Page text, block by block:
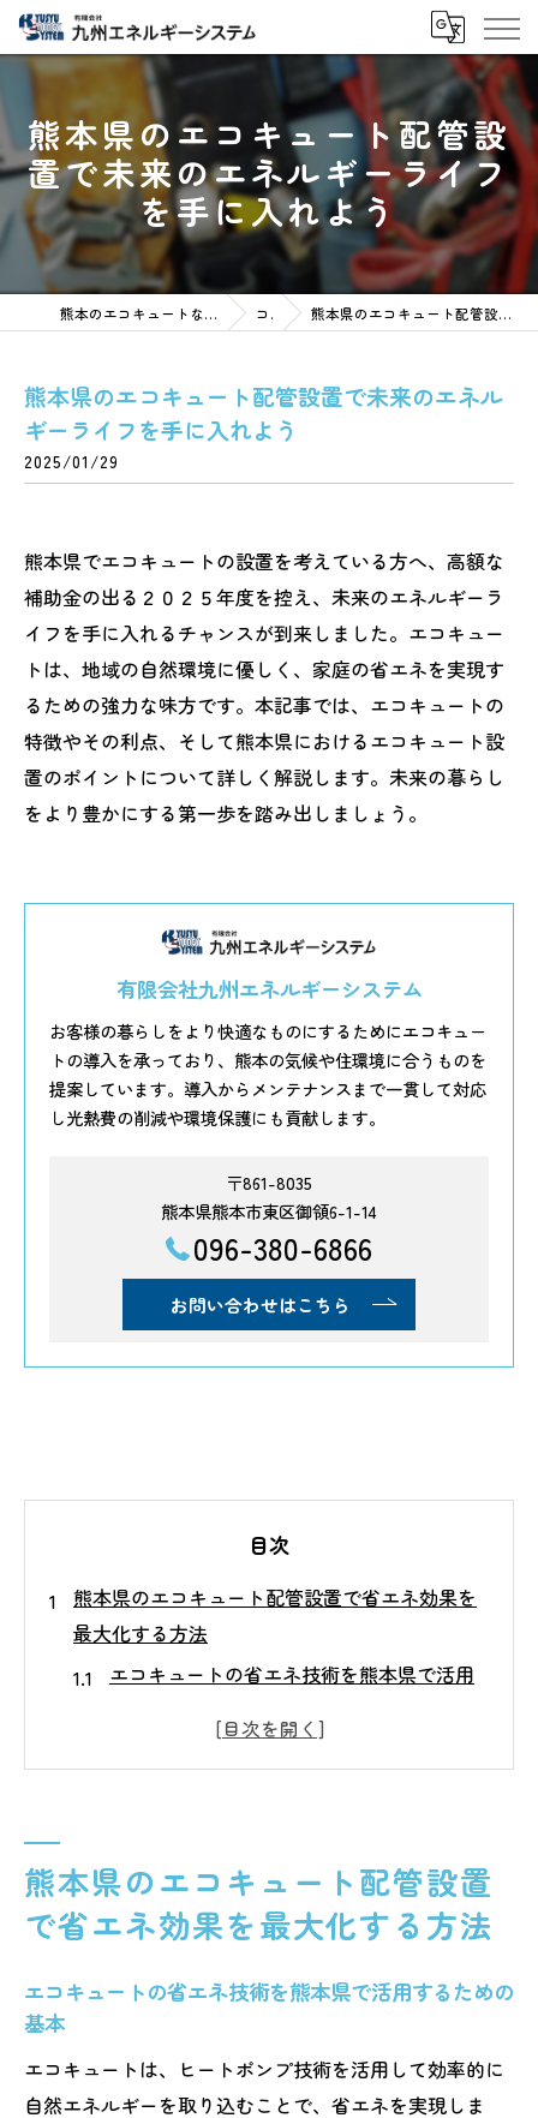
熊本県のエコキュート配管設
置で未来のエネルギーライフ
を手に入れよう
熊本のエコキュートなら有限会社九州エネルギーシステム コラム 熊本県のエコキュート配管設置で未来のエネルギーライフを手に入れよう
熊本県のエコキュート配管設置で未来のエネル
ギーライフを手に入れよう
2025/01/29
熊本県でエコキュートの設置を考えている方へ、高額な
補助金の出る２０２５年度を控え、未来のエネルギーラ
イフを手に入れるチャンスが到来しました。エコキュー
トは、地域の自然環境に優しく、家庭の省エネを実現す
るための強力な味方です。本記事では、エコキュートの
特徴やその利点、そして熊本県におけるエコキュート設
置のポイントについて詳しく解説します。未来の暮らし
をより豊かにする第一歩を踏み出しましょう。
有限会社九州エネルギーシステム
お客様の暮らしをより快適なものにするためにエコキュー
トの導入を承っており、熊本の気候や住環境に合うものを
提案しています。導入からメンテナンスまで一貫して対応
し光熱費の削減や環境保護にも貢献します。
〒861-8035
熊本県熊本市東区御領6-1-14
096-380-6866
お問い合わせはこちら
目次
熊本県のエコキュート配管設置で省エネ効果を
最大化する方法
エコキュートの省エネ技術を熊本県で活用
とその効果
エコキュート導入で電力消費を抑える具体
的な方法
熊本県でのエコキュートのメンテナンス方
エコキュートの省エネ効果を最大限に引き
出すためのヒント
熊本県のエコキュート配管設置
で省エネ効果を最大化する方法
エコキュートの省エネ技術を熊本県で活用するための
基本
エコキュートは、ヒートポンプ技術を活用して効率的に
自然エネルギーを取り込むことで、省エネを実現しま